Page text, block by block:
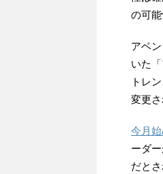
の可能
アベ
いた
トレ
変更
今月
ーダ
だとさ